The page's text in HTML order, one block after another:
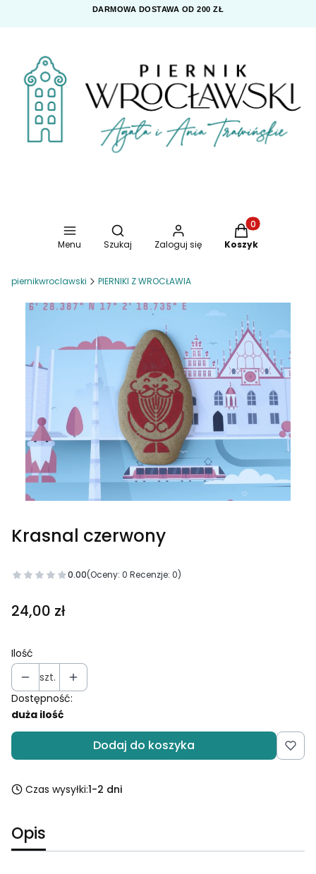
DARMOWA DOSTAWA OD 200 ZŁ
Menu
Otwórz wyszukiwarkę
Szukaj Zaloguj się
Produkty w
Koszyk
piernikwroclawski PIERNIKI Z WROCŁAWIA
Krasnal czerwony
0.00(Oceny: 0 Recenzje: 0)
Cena
24,00 zł
Ilość
szt.
Dostępność:
duża ilość
Dodaj do koszyka
Czas wysyłki:1-2 dni
Opis